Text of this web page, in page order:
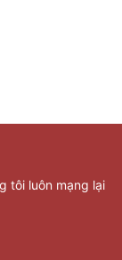
tôi luôn mạng lại